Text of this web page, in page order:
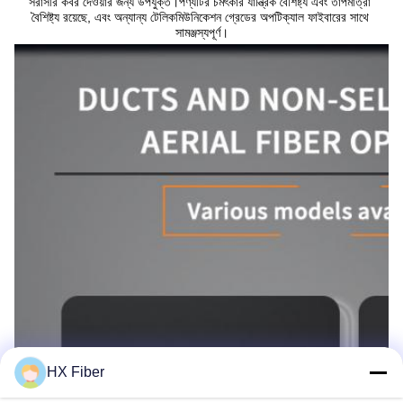
বৈশিষ্ট্য রয়েছে, এবং অন্যান্য টেলিকমিউনিকেশন গ্রেডের অপটিক্যাল ফাইবারের সাথে
সামঞ্জস্যপূর্ণ।
HX Fiber